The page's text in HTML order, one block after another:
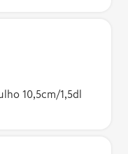
10,5cm/1,5dl